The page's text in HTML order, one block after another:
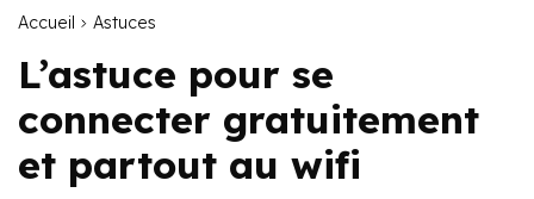
Accueil Astuces
L’astuce pour se
connecter gratuitement
et partout au wifi